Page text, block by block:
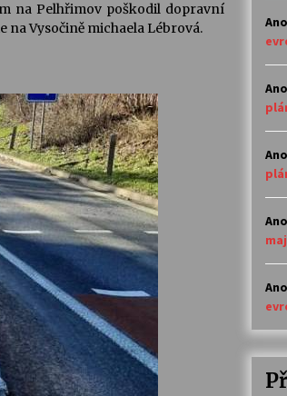
Želiv
7. 2026
na Pelhřimov poškodil dopravní
Vysočině michaela Lébrová.